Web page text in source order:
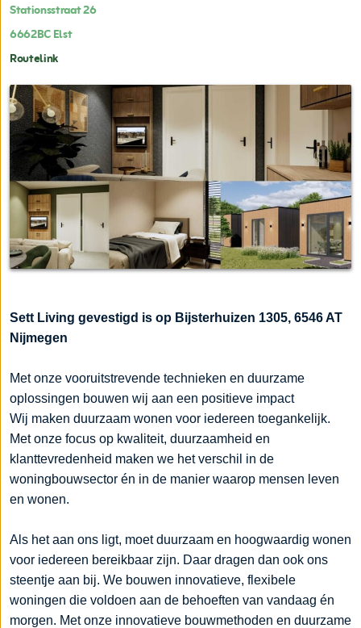
Stationsstraat 26
6662BCElst
Routelink
Sett Living gevestigd is op Bijsterhuizen 1305, 6546 AT
Nijmegen
Met onze vooruitstrevende technieken en duurzame
oplossingen bouwen wij aan een positieve impact
Wij maken duurzaam wonen voor iedereen toegankelijk.
Met onze focus op kwaliteit, duurzaamheid en
klanttevredenheid maken we het verschil in de
woningbouwsector én in de manier waarop mensen leven
en wonen.
Als het aan ons ligt, moet duurzaam en hoogwaardig wonen
voor iedereen bereikbaar zijn. Daar dragen dan ook ons
steentje aan bij. We bouwen innovatieve, flexibele
woningen die voldoen aan de behoeften van vandaag én
morgen. Met onze innovatieve bouwmethoden en duurzame